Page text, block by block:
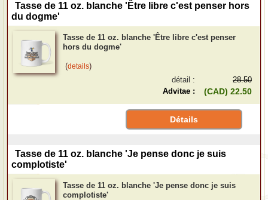
Tasse de 11 oz. blanche 'Être libre c'est penser hors
du dogme'
Tasse de 11 oz. blanche 'Être libre c'est penser
hors du dogme'
(details)
détail :
28.50
Advitae :
(CAD) 22.50
Détails
Tasse de 11 oz. blanche 'Je pense donc je suis
complotiste'
Tasse de 11 oz. blanche 'Je pense donc je suis
complotiste'